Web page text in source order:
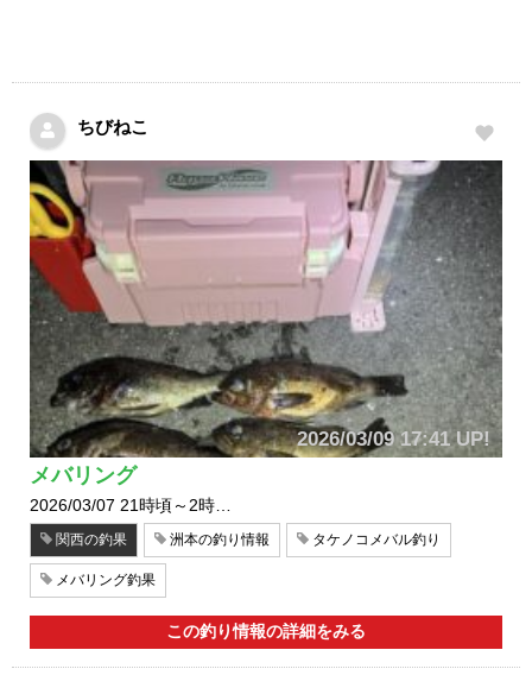
ちびねこ
2026/03/09 17:41 UP!
メバリング
2026/03/07 21時頃～2時…
関西の釣果 洲本の釣り情報 タケノコメバル釣り
メバリング釣果
この釣り情報の詳細をみる